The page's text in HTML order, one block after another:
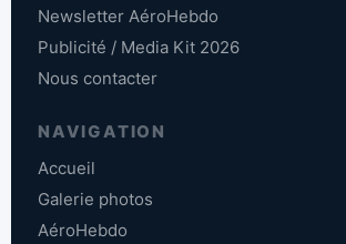
Newsletter AéroHebdo
Publicité / Media Kit 2026
Nous contacter
NAVIGATION
Accueil
Galerie photos
AéroHebdo